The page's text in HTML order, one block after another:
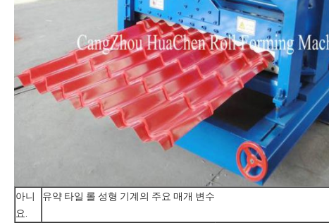
아니
요.
유약 타일 롤 성형 기계의 주요 매개 변수